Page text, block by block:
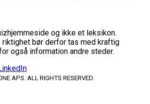
og ikke et leksikon.
riktighet bør derfor tas med kraftig
også information andre steder.
APS. ALL RIGHTS RESERVED.